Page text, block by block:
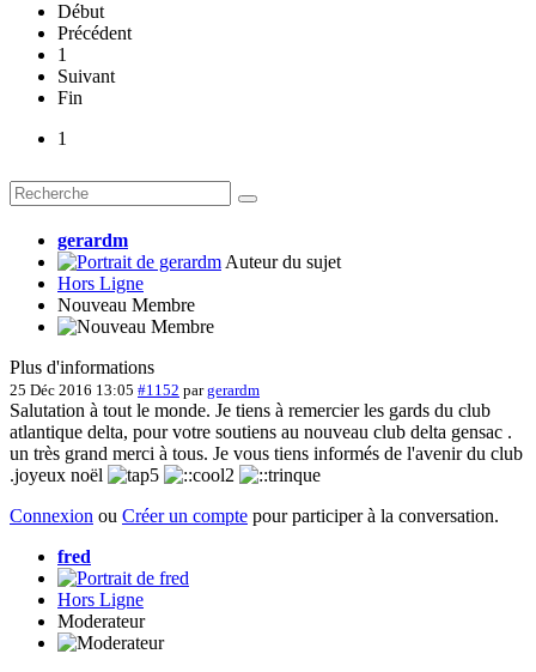
Début
Précédent
1
Suivant
Fin
1
gerardm
Auteur du sujet
Hors Ligne
Nouveau Membre
Plus d'informations
25 Déc 2016 13:05 #1152 pargerardm
Salutation à tout le monde. Je tiens à remercier les gards du club
atlantique delta, pour votre soutiens au nouveau club delta gensac .
un très grand merci à tous. Je vous tiens informés de l'avenir du club
.joyeux noël
Connexion ou Créer un compte pour participer à la conversation.
fred
Hors Ligne
Moderateur